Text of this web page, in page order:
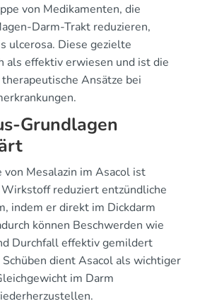
von Medikamenten, die
Darm-Trakt reduzieren,
ulcerosa. Diese gezielte
als effektiv erwiesen und ist die
Ansätze bei
Grundlagen
Mesalazin im Asacol ist
reduziert entzündliche
indem er direkt im Dickdarm
können Beschwerden wie
Durchfall effektiv gemildert
dient Asacol als wichtiger
im Darm